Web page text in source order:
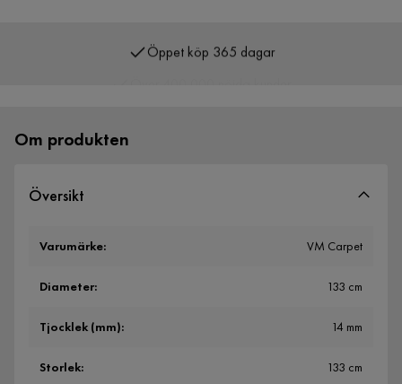
Över 400 000 nöjda kunder
Om produkten
Översikt
Varumärke: VM Carpet
Diameter: 133 cm
Tjocklek (mm): 14 mm
Storlek: 133 cm